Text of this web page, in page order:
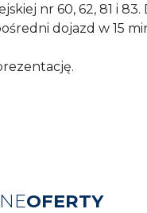
nr 60, 62, 81 i
dojazd w 15
OFERTY